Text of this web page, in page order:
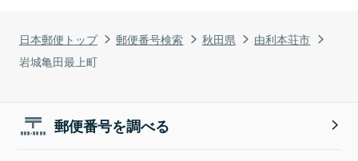
日本郵便トップ 郵便番号検索 秋田県
由利本荘市
岩城亀田最上町
郵便番号を調べる